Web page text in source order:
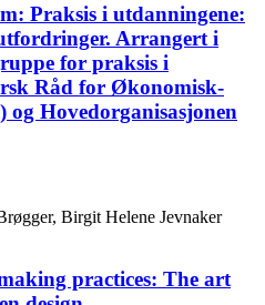
Praksis i utdanningene:
Arrangert i
for praksis i
Råd for Økonomisk-
Hovedorganisasjonen
Birgit Helene Jevnaker
practices: The art